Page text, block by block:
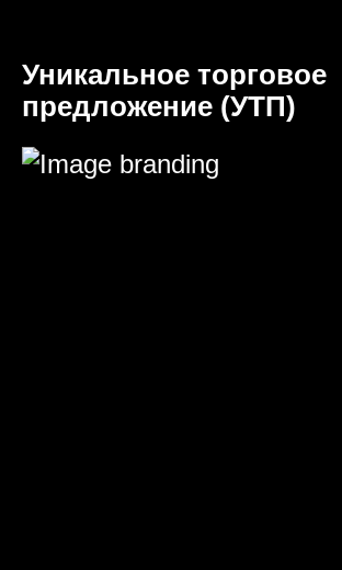
Уникальное торговое
предложение (УТП)